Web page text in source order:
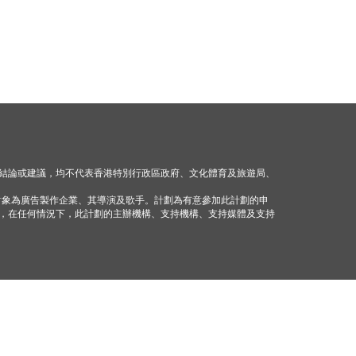
或建議，均不代表香港特別行政區政府、文化體育及旅遊局、
為廣告製作企業、其導演及歌手。計劃為有意參加此計劃的申
任何情況下，此計劃的主辦機構、支持機構、支持媒體及支持